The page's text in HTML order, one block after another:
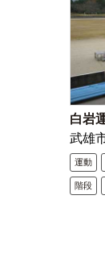
白岩
武雄
運動
階段